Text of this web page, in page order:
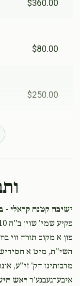
$360.00
$80.00
$250.00
$50.00
$10.00
ישיבה קטנה קראלי -
פון א מקום תורה ווי
השי''ת, מיט א
מרבותינו הק' זי''ע,
איבערגעבנע'ר ראש